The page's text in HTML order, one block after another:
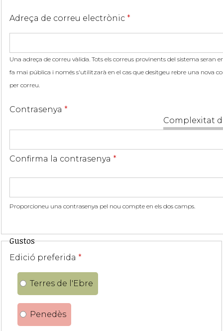
Adreça de correu electrònic *
Una adreça de correu vàlida. Tots els correus provinents del sistema seran
fa mai pública i només s'utilitzarà en el cas que desitgeu rebre una nova
per correu.
Complexitat
Contrasenya *
Confirma la contrasenya *
Proporcioneu una contrasenya pel nou compte en els dos camps.
Gustos
Edició preferida *
Terres de l'Ebre
Penedès